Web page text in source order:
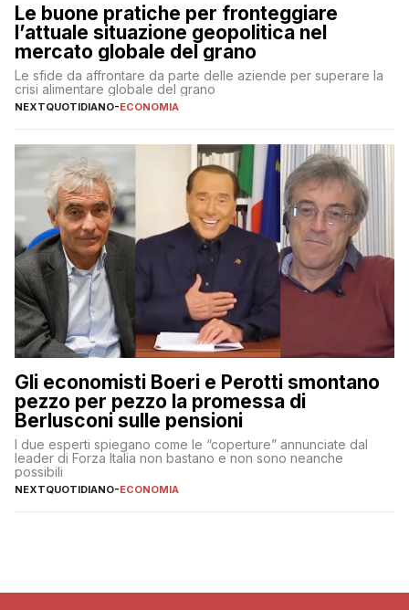
Le buone pratiche per fronteggiare
l’attuale situazione geopolitica nel
mercato globale del grano
Le sfide da affrontare da parte delle aziende per superare la
crisi alimentare globale del grano
NEXTQUOTIDIANO-ECONOMIA
Gli economisti Boeri e Perotti smontano
pezzo per pezzo la promessa di
Berlusconi sulle pensioni
I due esperti spiegano come le “coperture” annunciate dal
leader di Forza Italia non bastano e non sono neanche
possibili
NEXTQUOTIDIANO-ECONOMIA